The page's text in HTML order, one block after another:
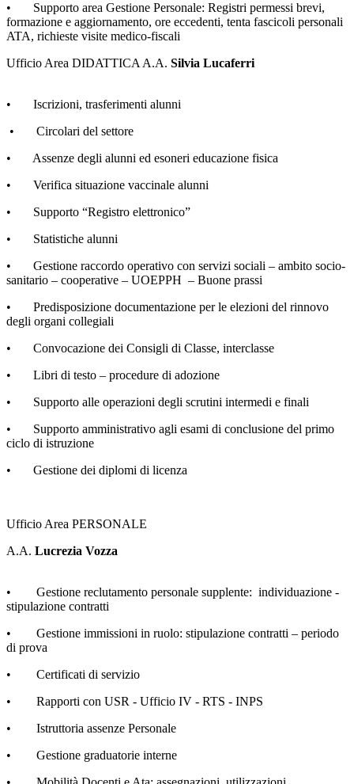
• Supporto area Gestione Personale: Registri permessi brevi,
formazione e aggiornamento, ore eccedenti, tenta fascicoli personali
ATA, richieste visite medico-fiscali
Ufficio Area DIDATTICA A.A. Silvia Lucaferri
• Iscrizioni, trasferimenti alunni
• Circolari del settore
• Assenze degli alunni ed esoneri educazione fisica
• Verifica situazione vaccinale alunni
• Supporto “Registro elettronico”
• Statistiche alunni
• Gestione raccordo operativo con servizi sociali – ambito socio-
sanitario – cooperative – UOEPPH – Buone prassi
• Predisposizione documentazione per le elezioni del rinnovo
degli organi collegiali
• Convocazione dei Consigli di Classe, interclasse
• Libri di testo – procedure di adozione
• Supporto alle operazioni degli scrutini intermedi e finali
• Supporto amministrativo agli esami di conclusione del primo
ciclo di istruzione
• Gestione dei diplomi di licenza
Ufficio Area PERSONALE
A.A. Lucrezia Vozza
• Gestione reclutamento personale supplente: individuazione -
stipulazione contratti
• Gestione immissioni in ruolo: stipulazione contratti – periodo
di prova
• Certificati di servizio
• Rapporti con USR - Ufficio IV - RTS - INPS
• Istruttoria assenze Personale
• Gestione graduatorie interne